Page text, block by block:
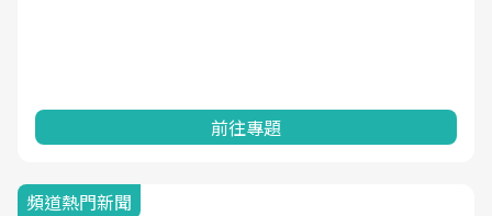
前往專題
頻道熱門新聞